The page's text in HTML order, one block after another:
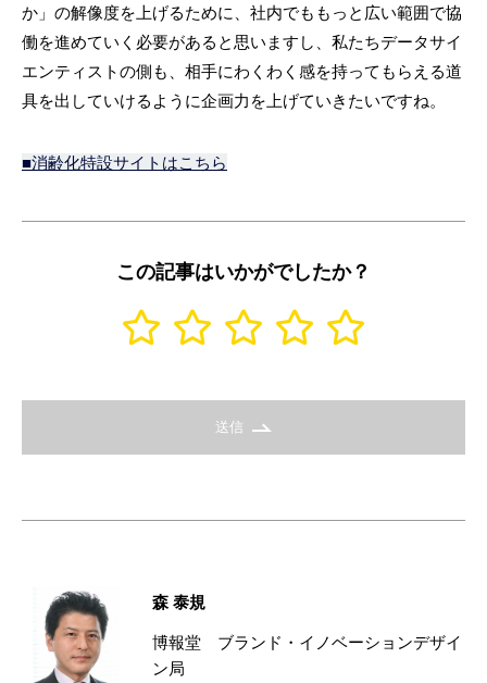
か」の解像度を上げるために、社内でももっと広い範囲で協
働を進めていく必要があると思いますし、私たちデータサイ
エンティストの側も、相手にわくわく感を持ってもらえる道
具を出していけるように企画力を上げていきたいですね。
■消齢化特設サイトはこちら
この記事はいかがでしたか？
送信
森 泰規
博報堂 ブランド・イノベーションデザイ
ン局